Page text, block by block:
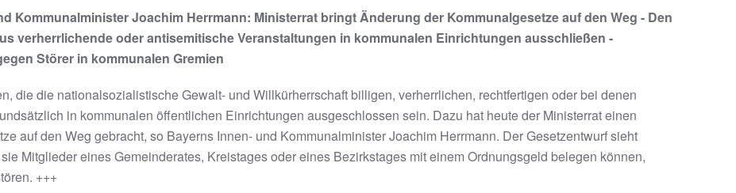
Kommunalminister Joachim Herrmann: Ministerrat bringt Änderung der Kommunalgesetze auf den Weg - Den
verherrlichende oder antisemitische Veranstaltungen in kommunalen Einrichtungen ausschließen -
Störer in kommunalen Gremien
die die nationalsozialistische Gewalt- und Willkürherrschaft billigen, verherrlichen, rechtfertigen oder bei denen
in kommunalen öffentlichen Einrichtungen ausgeschlossen sein. Dazu hat heute der Ministerrat einen
auf den Weg gebracht, so Bayerns Innen- und Kommunalminister Joachim Herrmann. Der Gesetzentwurf sieht
Mitglieder eines Gemeinderates, Kreistages oder eines Bezirkstages mit einem Ordnungsgeld belegen können,
+++